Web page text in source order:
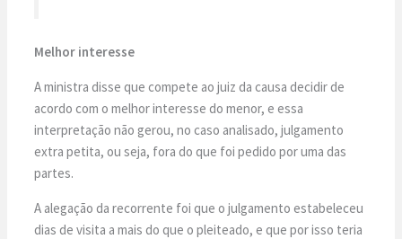
Melhor interesse
A ministra disse que compete ao juiz da causa decidir de
acordo com o melhor interesse do menor, e essa
interpretação não gerou, no caso analisado, julgamento
extra petita, ou seja, fora do que foi pedido por uma das
partes.
A alegação da recorrente foi que o julgamento estabeleceu
dias de visita a mais do que o pleiteado, e que por isso teria